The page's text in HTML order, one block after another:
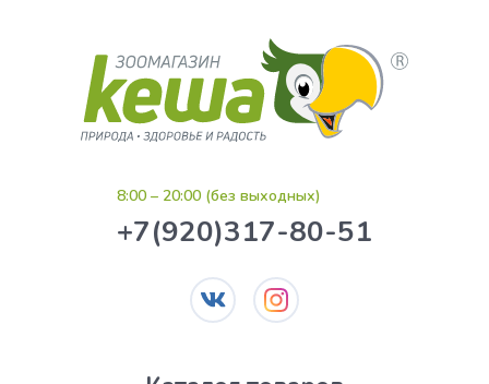
8:00 – 20:00 (без выходных)
+7(920)317-80-51